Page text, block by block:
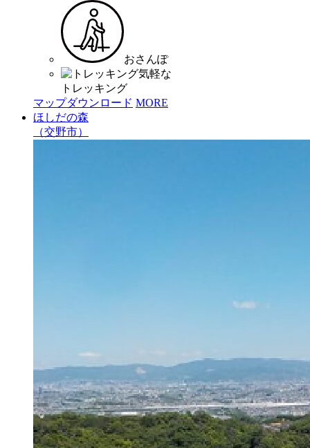
おさんぽ
気軽な
トレッキング
マップダウンロード MORE
ほしだの森
（交野市）